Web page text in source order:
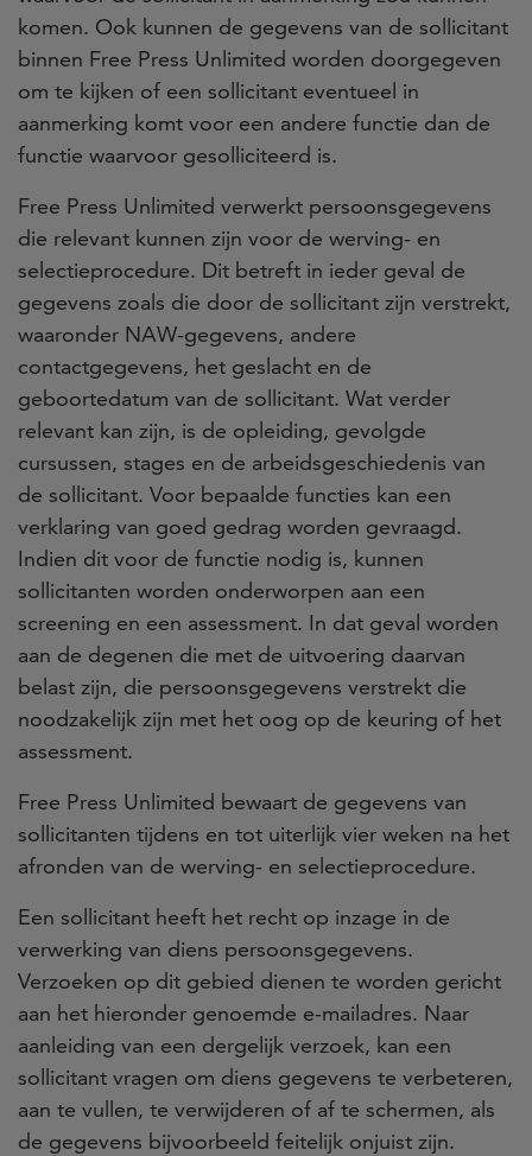
komen. Ook kunnen de gegevens van de sollicitant
binnen Free Press Unlimited worden doorgegeven
om te kijken of een sollicitant eventueel in
aanmerking komt voor een andere functie dan de
functie waarvoor gesolliciteerd is.
Free Press Unlimited verwerkt persoonsgegevens
die relevant kunnen zijn voor de werving- en
selectieprocedure. Dit betreft in ieder geval de
gegevens zoals die door de sollicitant zijn verstrekt,
waaronder NAW-gegevens, andere
contactgegevens, het geslacht en de
geboortedatum van de sollicitant. Wat verder
relevant kan zijn, is de opleiding, gevolgde
cursussen, stages en de arbeidsgeschiedenis van
de sollicitant. Voor bepaalde functies kan een
verklaring van goed gedrag worden gevraagd.
Indien dit voor de functie nodig is, kunnen
sollicitanten worden onderworpen aan een
screening en een assessment. In dat geval worden
aan de degenen die met de uitvoering daarvan
belast zijn, die persoonsgegevens verstrekt die
noodzakelijk zijn met het oog op de keuring of het
assessment.
Free Press Unlimited bewaart de gegevens van
sollicitanten tijdens en tot uiterlijk vier weken na het
afronden van de werving- en selectieprocedure.
Een sollicitant heeft het recht op inzage in de
verwerking van diens persoonsgegevens.
Verzoeken op dit gebied dienen te worden gericht
aan het hieronder genoemde e-mailadres. Naar
aanleiding van een dergelijk verzoek, kan een
sollicitant vragen om diens gegevens te verbeteren,
aan te vullen, te verwijderen of af te schermen, als
de gegevens bijvoorbeeld feitelijk onjuist zijn.